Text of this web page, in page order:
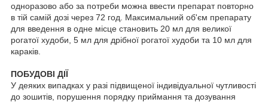
одноразово або за потреби можна ввести препарат повторно
в тій самій дозі через 72 год. Максимальний об'єм препарату
для введення в одне місце становить 20 мл для великої
рогатої худоби, 5 мл для дрібної рогатої худоби та 10 мл для
караків.
ПОБУДОВІ ДІЇ
У деяких випадках у разі підвищеної індивідуальної чутливості
до зошитів, порушення порядку приймання та дозування